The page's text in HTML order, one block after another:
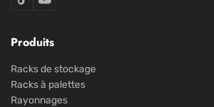
Rack De Stockage sur TikTok
Rack De Stockage sur YouTube
Produits
Racks de stockage
Racks à palettes
Rayonnages